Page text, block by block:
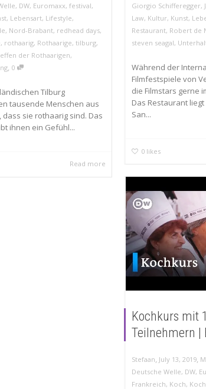
, DW, Euromaxx,festival,
, Lebensart, Lifestyle,
, Nord-Brabant, redhead days,
, rothaarig, Rothaarige,tilburg,
der Rothaarigen,
, 0
Tilburg
tausende Menschen aus
dass sie rothaarig sind. Das
ihnen ein Gefühl...
Read more
Giorgio Schifferegger,
Law, Kultur, Kunst,
Restaurant, Robert de
steven seagal,
Während der
Filmfestspiele von
die Filmstars gerne
Das Restaurant
San...
0 likes
Kochkurs mit
Teilnehmern |
Stefaan, July 13, 2019,
Deutsche Welle, DW,
Frankreich, Koch,